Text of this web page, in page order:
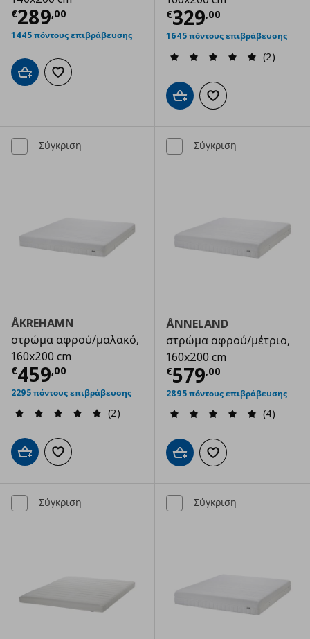
€289,00
Τρέχουσα τιμή € 289,00
1445 πόντους επιβράβευσης
Προσθήκη στο καλάθι
Προσθήκη στα αγαπημένα
€329,00
Τρέχουσα
1645 πόντους επιβράβευσης
(2)
Προσθήκη στο καλάθι
Προσθήκη στα
Σύγκριση
ÅKREHAMN
στρώμα αφρού/μαλακό,
160x200 cm
€459,00
Τρέχουσα τιμή € 459,00
2295 πόντους επιβράβευσης
(2)
Προσθήκη στο καλάθι
Προσθήκη στα αγαπημένα
Σύγκριση
ÅNNELAND
στρώμα αφρού/μέτριο,
160x200 cm
€579,00
Τρέχουσα
2895 πόντους επιβράβευσης
(4)
Προσθήκη στο καλάθι
Προσθήκη στα
Σύγκριση Σύγκριση